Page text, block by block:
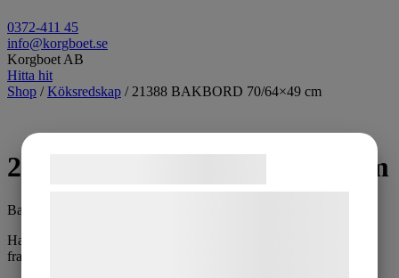
0372-411 45
info@korgboet.se
Korgboet AB
Hitta hit
Shop /Köksredskap / 21388 BAKBORD 70/64×49 cm
21388 BAKBORD 70/64×49 cm
Bakbord
Har en list i bakkant så att den ligger på plats. Är lite smalare
framkant.